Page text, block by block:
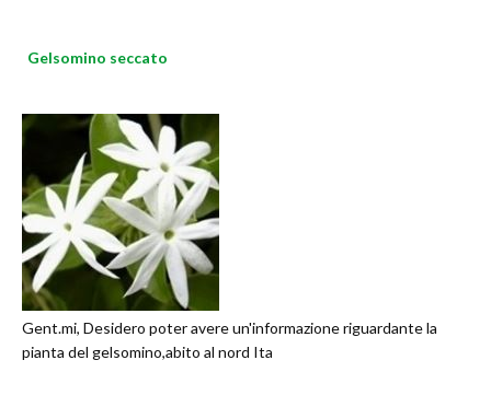
Gelsomino seccato
Gent.mi, Desidero poter avere un'informazione riguardante la
pianta del gelsomino,abito al nord Ita